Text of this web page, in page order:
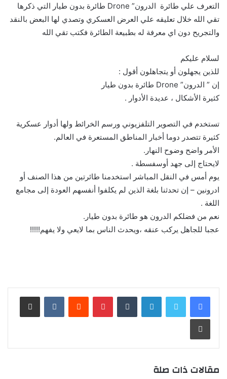
التعرف علي طائرة الدرون” Drone طائرة بدون طيار التي ذكرها
تقي الله خلال تعليقه علي العرض العسكري وتصدي لها البعض بالنقد
والتجريح دون اي معرفة له بطبيعة الطائرة فكتب تقي الله
لسلام عليكم
للذين يجهلون أو يتجاهلون أقول :
إن ” الدرون” Drone طائرة بدون طيار
كثيرة الأشكال ، عديدة الأدوار .
تستخدم في التصوير التلفزيوني ورسم الخرائط ولها أدوار عسكرية
كثيرة تتصدر دوما أخبار المناطق المستعرة في العالم.
الأمر واضح وضوح النهار.
لايحتاج إلى جهد أوسفسطة .
يوم أمس في النقل المباشر استخدمنا طائرتين من هذا الصنف أو
ادرونين – إن تحدثنا بلغة الذين لم يكلفوا أنفسهم العودة إلى مجامع
اللغة .
نعم من فضلكم الدرون هو طائرة بدون طيار.
عجبا للجاهل يركب عنقه ،ويحدث الناس بما لايعي ولا يفهم!!!!!
لينكدإن بينتيريست مشاركة عبر البريد
طباعة
مقالات ذات صلة